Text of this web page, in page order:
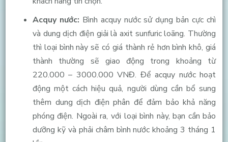
Acquy nước: Bình acquy nước sử dụng bản cực chì
và dung dịch điện giải là axit sunfuric loãng. Thường
thì loại bình này sẽ có giá thành rẻ hơn bình khô, giá
thành thường sẽ giao động trong khoảng từ
220.000 – 3000.000 VNĐ. Để acquy nước hoạt
động một cách hiệu quả, người dùng cần bổ sung
thêm dung dịch điện phân để đảm bảo khả năng
phóng điện. Ngoài ra, với loại bình này, bạn cần bảo
dưỡng kỹ và phải châm bình nước khoảng 3 tháng 1